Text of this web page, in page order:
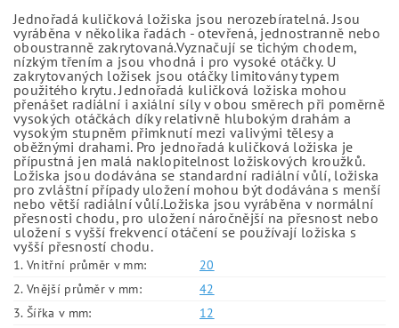
Jednořadá kuličková ložiska jsou nerozebíratelná. Jsou
vyráběna v několika řadách - otevřená, jednostranně nebo
oboustranně zakrytovaná.Vyznačují se tichým chodem,
nízkým třením a jsou vhodná i pro vysoké otáčky. U
zakrytovaných ložisek jsou otáčky limitovány typem
použitého krytu. Jednořadá kuličková ložiska mohou
přenášet radiální i axiální síly v obou směrech při poměrně
vysokých otáčkách díky relativně hlubokým drahám a
vysokým stupněm přimknutí mezi valivými tělesy a
oběžnými drahami. Pro jednořadá kuličková ložiska je
přípustná jen malá naklopitelnost ložiskových kroužků.
Ložiska jsou dodávána se standardní radiální vůlí, ložiska
pro zvláštní případy uložení mohou být dodávána s menší
nebo větší radiální vůlí.Ložiska jsou vyráběna v normální
přesnosti chodu, pro uložení náročnější na přesnost nebo
uložení s vyšší frekvencí otáčení se používají ložiska s
vyšší přesností chodu.
1. Vnitřní průměr v mm:
20
2. Vnější průměr v mm:
42
3. Šířka v mm:
12